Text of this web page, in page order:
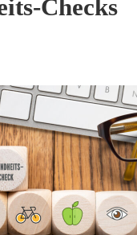
Checks